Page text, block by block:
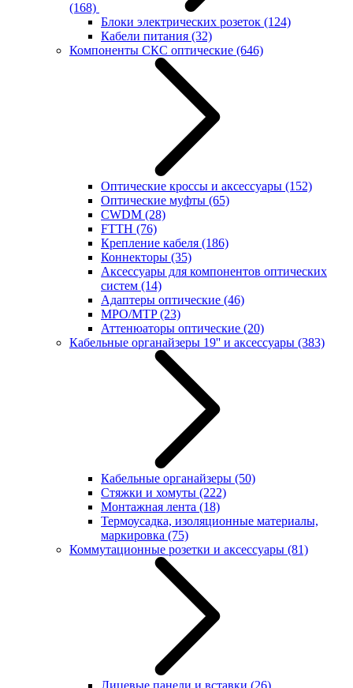
(168)
Блоки электрических розеток (124)
Кабели питания (32)
Компоненты СКС оптические (646)
Оптические кроссы и аксессуары (152)
Оптические муфты (65)
CWDM (28)
FTTH (76)
Крепление кабеля (186)
Коннекторы (35)
Аксессуары для компонентов оптических
систем (14)
Адаптеры оптические (46)
MPO/MTP(23)
Аттенюаторы оптические (20)
Кабельные органайзеры 19'' и аксессуары (383)
Кабельные органайзеры (50)
Стяжки и хомуты (222)
Монтажная лента (18)
Термоусадка, изоляционные материалы,
маркировка (75)
Коммутационные розетки и аксессуары (81)
Лицевые панели и вставки (26)